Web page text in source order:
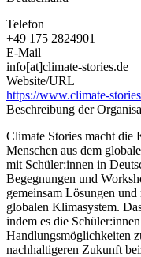
Telefon
+49 175 2824901
E-Mail
info[at]climate-stories.de
Website/URL
https://www.climate-
Beschreibung der
Climate Stories macht die
Menschen aus dem
mit Schüler:innen in
Begegnungen und
gemeinsam Lösungen
globalen Klimasystem.
indem es die
Handlungsmöglichkeiten
nachhaltigeren Zukunft